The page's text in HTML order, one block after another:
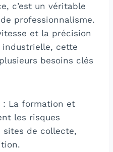
c’est un véritable
professionnalisme.
et la précision
cette
besoins clés
: La formation et
les risques
sites de collecte,